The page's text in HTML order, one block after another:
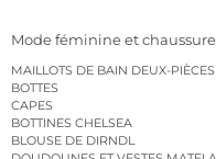
Mode féminine et
MAILLOTS DE BAIN DEUX-PIÈCES
BOTTES
CAPES
BOTTINES CHELSEA
BLOUSE DE DIRNDL